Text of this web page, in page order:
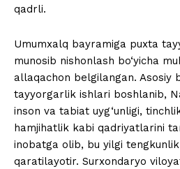
qadrli.
Umumxalq bayramiga puxta
munosib nishonlash bo‘yicha
allaqachon belgilangan. Asosiy
tayyorgarlik ishlari boshlanib,
inson va tabiat uyg‘unligi,
hamjihatlik kabi qadriyatlarini
inobatga olib, bu yilgi
qaratilayotir. Surxondaryo